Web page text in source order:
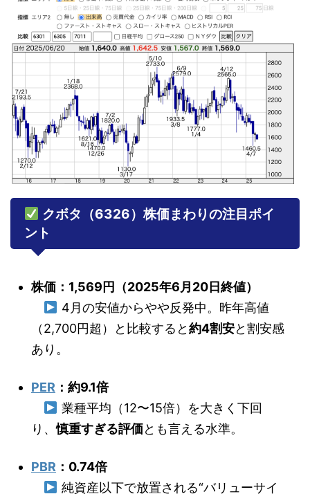
クボタ（6326）株価まわりの注目ポイ
ント
株価：1,569円（2025年6月20日終値）
4月の安値からやや反発中。昨年高値
（2,700円超）と比較すると約4割安と割安感
あり。
PER ：約9.1倍
業種平均（12〜15倍）を大きく下回
り、慎重すぎる評価とも言える水準。
PBR ：0.74倍
純資産以下で放置される“バリューサイ